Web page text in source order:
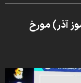
آذر) مورخ